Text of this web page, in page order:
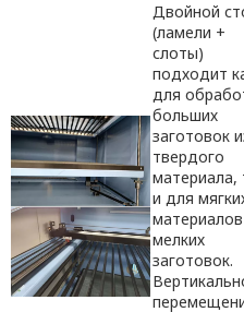
Двойной
(ламели +
слоты)
подходит
для
больших
заготовок
твердого
материала,
и для
мелких
заготовок.